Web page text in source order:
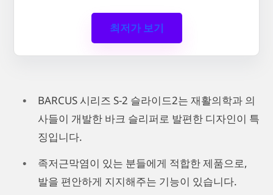
최저가 보기
BARCUS 시리즈 S-2 슬라이드2는 재활의학과 의
사들이 개발한 바크 슬리퍼로 발편한 디자인이 특
징입니다.
족저근막염이 있는 분들에게 적합한 제품으로,
발을 편안하게 지지해주는 기능이 있습니다.